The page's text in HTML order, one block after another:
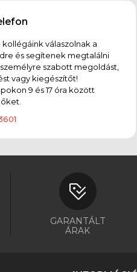
válaszolnak a
és segítenek megtalálni
szabott megoldást,
vagy kiegészítőt!
9 és 17 óra között
GARANTÁLT
ÁRAK